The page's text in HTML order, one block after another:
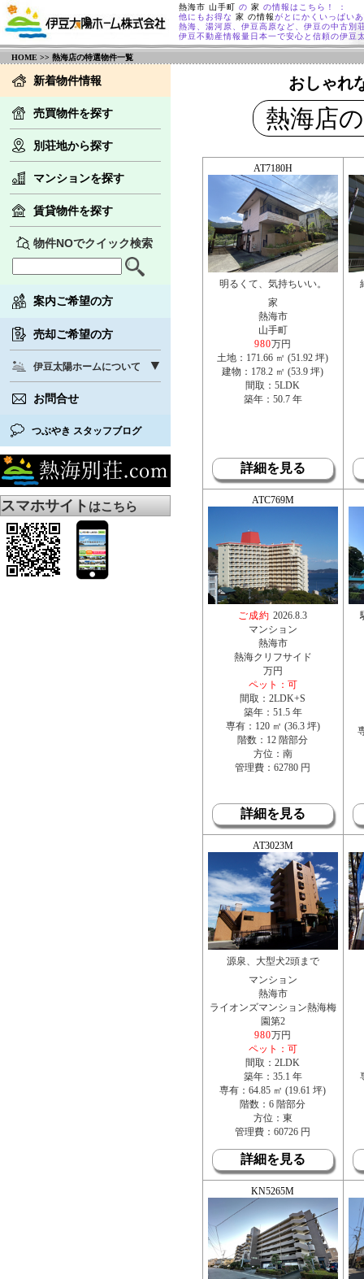
熱海市 山手町 の 家 の情報はこちら！ ：
他にもお得な 家 の情報がとにかくいっぱい
熱海、湯河原、伊豆高原など、伊豆の中古別
伊豆不動産情報量日本一で安心と信頼の伊豆
HOME >> 熱海店の特選物件一覧
新着物件情報
売買物件を探す
別荘地から探す
マンションを探す
賃貸物件を探す
物件NOでクイック検索
案内ご希望の方
売却ご希望の方
伊豆太陽ホームについて
お問合せ
つぶやき スタッフブログ
スマホサイトはこちら
おしゃれ
熱海店
AT7180H
明るくて、気持ちいい。
家
熱海市
山手町
980万円
土地：171.66 ㎡ (51.92 坪)
建物：178.2 ㎡ (53.9 坪)
間取：5LDK
築年：50.7 年
詳細を見る
ATC769M
ご成約 2026.8.3
マンション
熱海市
熱海クリフサイド
万円
ペット：可
間取：2LDK+S
築年：51.5 年
専有：120 ㎡ (36.3 坪)
階数：12 階部分
方位：南
管理費：62780 円
詳細を見る
AT3023M
源泉、大型犬2頭まで
マンション
熱海市
ライオンズマンション熱海梅
園第2
980万円
ペット：可
間取：2LDK
築年：35.1 年
専有：64.85 ㎡ (19.61 坪)
階数：6 階部分
方位：東
管理費：60726 円
詳細を見る
KN5265M